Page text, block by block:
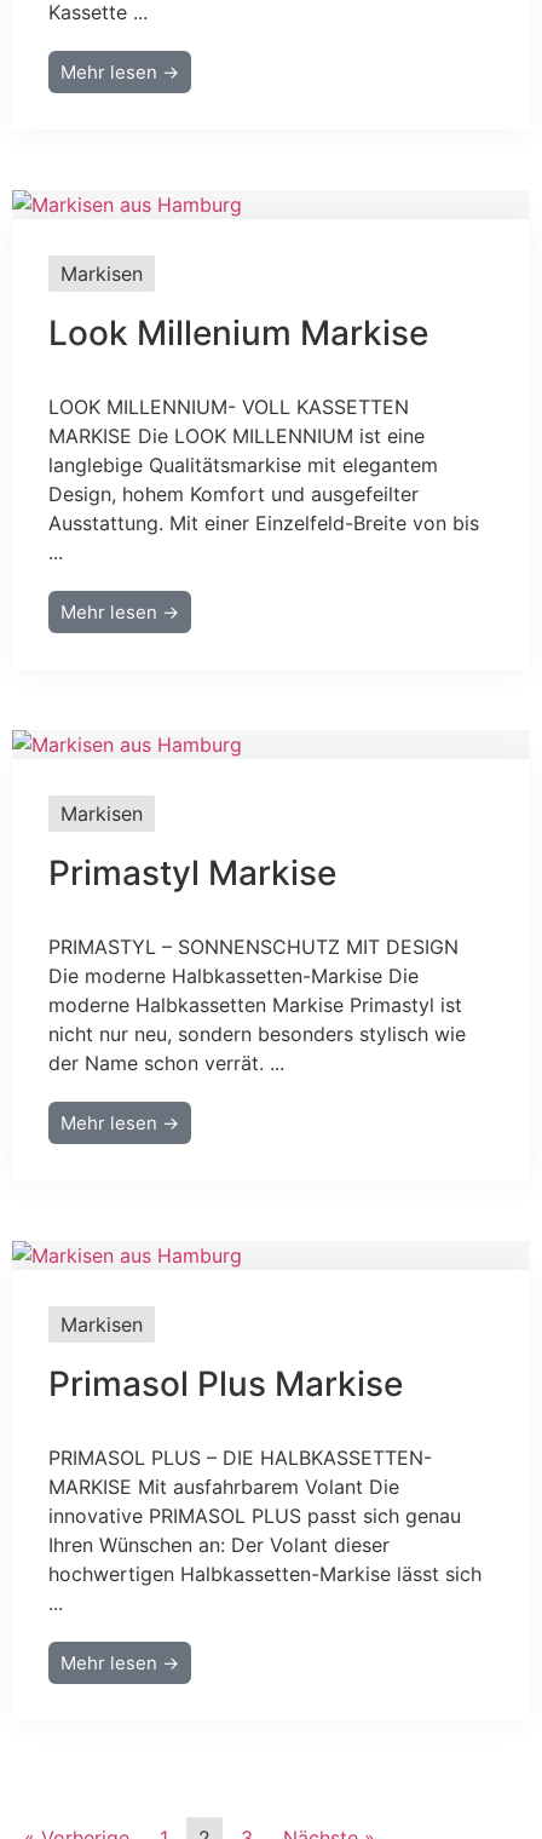
Kassette ...
Mehr lesen →
Markisen
Look Millenium Markise
LOOK MILLENNIUM- VOLL KASSETTEN
MARKISE Die LOOK MILLENNIUM ist eine
langlebige Qualitätsmarkise mit elegantem
Design, hohem Komfort und ausgefeilter
Ausstattung. Mit einer Einzelfeld-Breite von bis
...
Mehr lesen →
Markisen
Primastyl Markise
PRIMASTYL – SONNENSCHUTZ MIT DESIGN
Die moderne Halbkassetten-Markise Die
moderne Halbkassetten Markise Primastyl ist
nicht nur neu, sondern besonders stylisch wie
der Name schon verrät. ...
Mehr lesen →
Markisen
Primasol Plus Markise
PRIMASOL PLUS – DIE HALBKASSETTEN-
MARKISE Mit ausfahrbarem Volant Die
innovative PRIMASOL PLUS passt sich genau
Ihren Wünschen an: Der Volant dieser
hochwertigen Halbkassetten-Markise lässt sich
...
Mehr lesen →